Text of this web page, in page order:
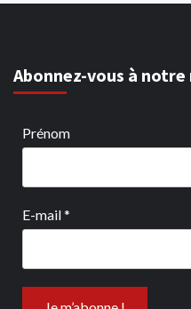
Abonnez-vous à
Prénom
E-mail*